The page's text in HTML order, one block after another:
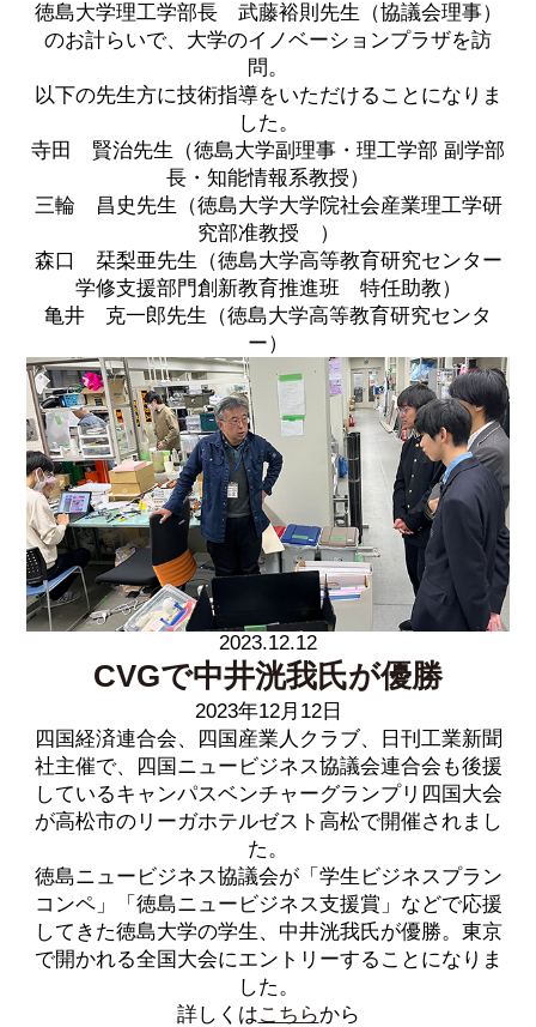
徳島大学理工学部長 武藤裕則先生（協議会理事）
のお計らいで、大学のイノベーションプラザを訪
問。
以下の先生方に技術指導をいただけることになりま
した。
寺田 賢治先生（徳島大学副理事・理工学部 副学部
長・知能情報系教授）
三輪 昌史先生（徳島大学大学院社会産業理工学研
究部准教授 ）
森口 栞梨亜先生（徳島大学高等教育研究センター
学修支援部門創新教育推進班 特任助教）
亀井 克一郎先生（徳島大学高等教育研究センタ
ー）
2023.12.12
CVGで中井洸我氏が優勝
2023年12月12日
四国経済連合会、四国産業人クラブ、日刊工業新聞
社主催で、四国ニュービジネス協議会連合会も後援
しているキャンパスベンチャーグランプリ四国大会
が高松市のリーガホテルゼスト高松で開催されまし
た。
徳島ニュービジネス協議会が「学生ビジネスプラン
コンペ」「徳島ニュービジネス支援賞」などで応援
してきた徳島大学の学生、中井洸我氏が優勝。東京
で開かれる全国大会にエントリーすることになりま
した。
詳しくはこちらから